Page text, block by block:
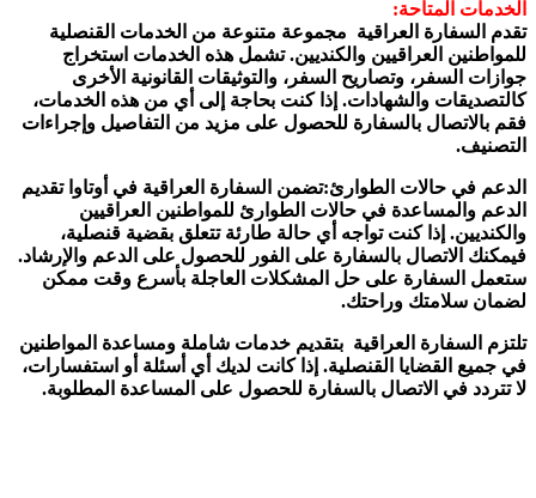
الخدمات المتاحة:
تقدم السفارة العراقية مجموعة متنوعة من الخدمات القنصلية
للمواطنين العراقيين والكنديين. تشمل هذه الخدمات استخراج
جوازات السفر، وتصاريح السفر، والتوثيقات القانونية الأخرى
كالتصديقات والشهادات. إذا كنت بحاجة إلى أي من هذه الخدمات،
فقم بالاتصال بالسفارة للحصول على مزيد من التفاصيل وإجراءات
التصنيف.
الدعم في حالات الطوارئ:تضمن السفارة العراقية في أوتاوا تقديم
الدعم والمساعدة في حالات الطوارئ للمواطنين العراقيين
والكنديين. إذا كنت تواجه أي حالة طارئة تتعلق بقضية قنصلية،
فيمكنك الاتصال بالسفارة على الفور للحصول على الدعم والإرشاد.
ستعمل السفارة على حل المشكلات العاجلة بأسرع وقت ممكن
لضمان سلامتك وراحتك.
تلتزم السفارة العراقية بتقديم خدمات شاملة ومساعدة المواطنين
في جميع القضايا القنصلية. إذا كانت لديك أي أسئلة أو استفسارات،
لا تتردد في الاتصال بالسفارة للحصول على المساعدة المطلوبة.